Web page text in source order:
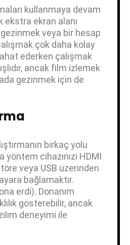
kullanmaya devam
ekstra ekran alanı
veya bir hesap
çok daha kolay
ederken çalışmak
ancak film izlemek
gezinmek için de
birkaç yolu
yöntem cihazınızı HDMI
veya USB üzerinden
bağlamaktır.
erdi). Donanım
gösterebilir, ancak
deneyimi ile